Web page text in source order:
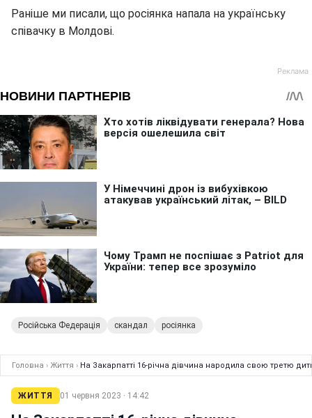
Раніше ми писали, що росіянка напала на українську
співачку в Молдові.
Російська Федерація скандал росіянка
Головна › Життя › На Закарпатті 16-річна дівчина народила свою третю
ЖИТТЯ 01 червня 2023 · 14:42